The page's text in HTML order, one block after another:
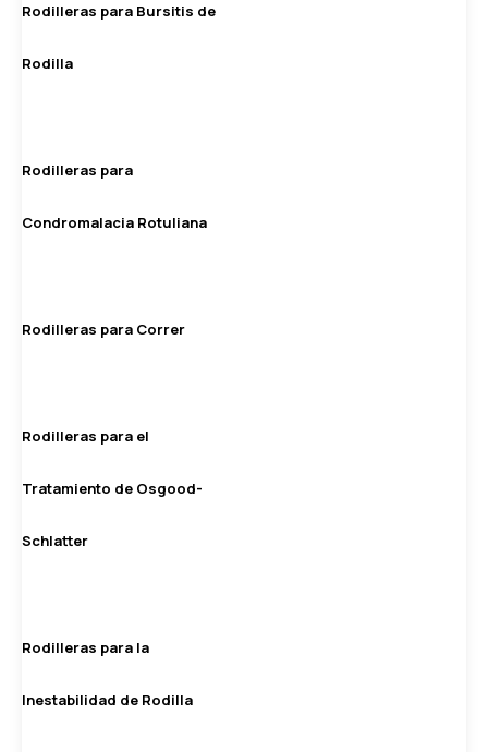
Rodilleras para Bursitis de
Rodilla
Rodilleras para
Condromalacia Rotuliana
Rodilleras para Correr
Rodilleras para el
Tratamiento de Osgood-
Schlatter
Rodilleras para la
Inestabilidad de Rodilla